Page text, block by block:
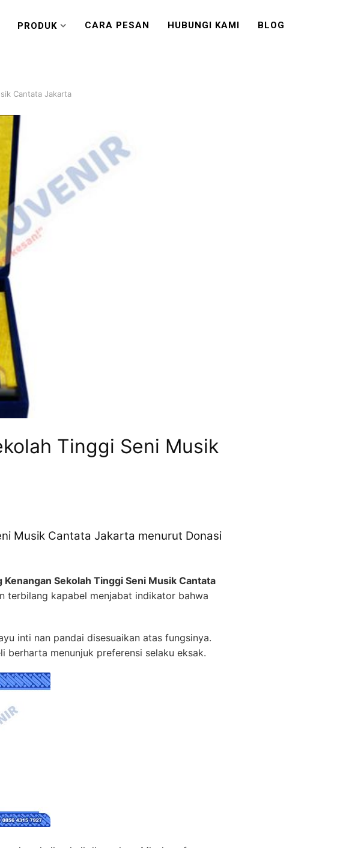
PRODUK CARA PESAN HUBUNGI KAMI BLOG
Cantata Jakarta
Tinggi Seni Musik
Musik Cantata Jakarta menurut Donasi
Kenangan Sekolah Tinggi Seni Musik Cantata
terbilang kapabel menjabat indikator bahwa
inti nan pandai disesuaikan atas fungsinya.
berharta menunjuk preferensi selaku eksak.